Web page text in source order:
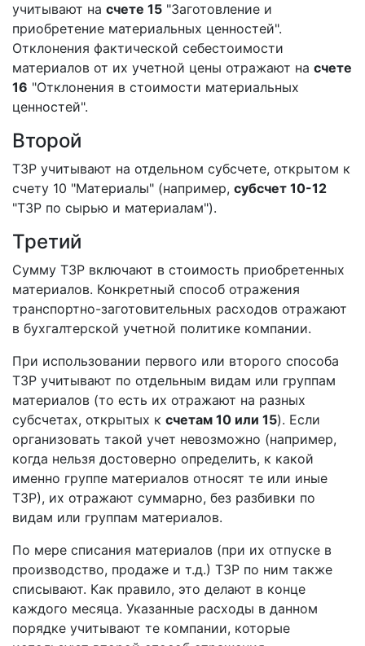
учитывают на счете 15 "Заготовление и
приобретение материальных ценностей".
Отклонения фактической себестоимости
материалов от их учетной цены отражают на счете
16 "Отклонения в стоимости материальных
ценностей".
Второй
ТЗР учитывают на отдельном субсчете, открытом к
счету 10 "Материалы" (например, субсчет 10-12
"ТЗР по сырью и материалам").
Третий
Сумму ТЗР включают в стоимость приобретенных
материалов. Конкретный способ отражения
транспортно-заготовительных расходов отражают
в бухгалтерской учетной политике компании.
При использовании первого или второго способа
ТЗР учитывают по отдельным видам или группам
материалов (то есть их отражают на разных
субсчетах, открытых к счетам 10 или 15). Если
организовать такой учет невозможно (например,
когда нельзя достоверно определить, к какой
именно группе материалов относят те или иные
ТЗР), их отражают суммарно, без разбивки по
видам или группам материалов.
По мере списания материалов (при их отпуске в
производство, продаже и т.д.) ТЗР по ним также
списывают. Как правило, это делают в конце
каждого месяца. Указанные расходы в данном
порядке учитывают те компании, которые